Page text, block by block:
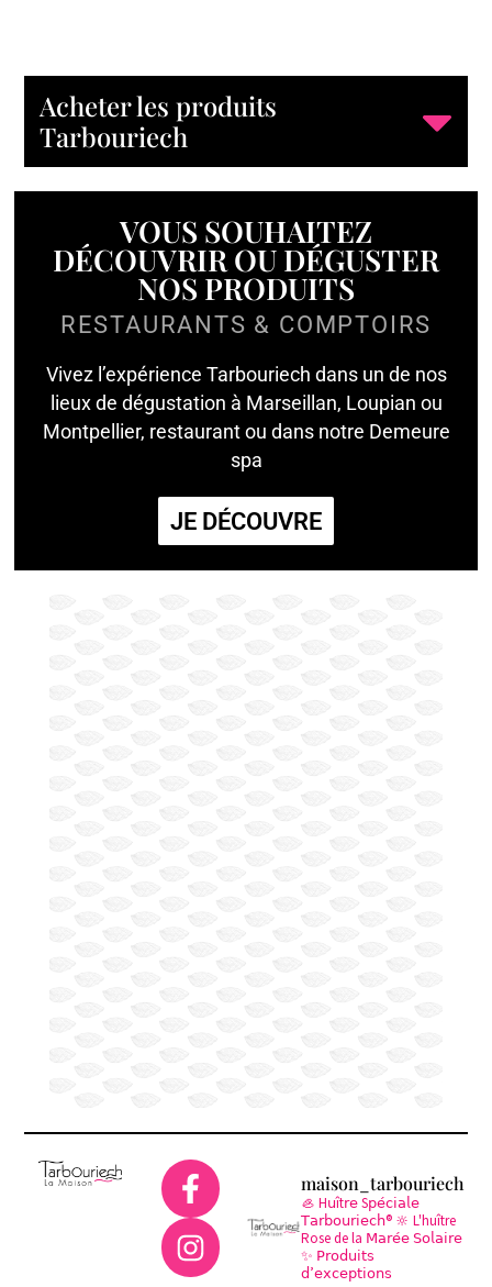
Acheter les produits
Tarbouriech
VOUS SOUHAITEZ
DÉCOUVRIR OU DÉGUSTER
NOS PRODUITS
RESTAURANTS & COMPTOIRS
Vivez l’expérience Tarbouriech dans un de nos
lieux de dégustation à Marseillan, Loupian ou
Montpellier, restaurant ou dans notre Demeure
spa
JE DÉCOUVRE
maison_tarbouriech
🦪 H𝗎ît𝗋𝖾 S𝗉𝖾́𝖼𝗂𝖺𝗅𝖾
𝖳𝖺𝗋𝖻𝗈𝗎𝗋𝗂𝖾𝖼𝗁® 🔆 L'huître
Rose de la 𝖬𝖺𝗋𝖾́𝖾 𝖲𝗈𝗅𝖺𝗂𝗋𝖾
✨ 𝖯𝗋𝗈𝖽𝗎𝗂𝗍𝗌
𝖽’𝖾𝗑𝖼𝖾𝗉𝗍𝗂𝗈𝗇𝗌